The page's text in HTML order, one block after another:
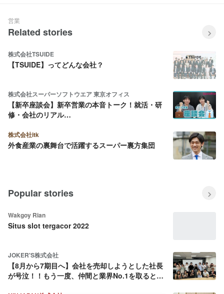
営業
Related stories
株式会社TSUIDE
【TSUIDE】ってどんな会社？
株式会社スーパーソフトウエア 東京オフィス
【新卒座談会】新卒営業の本音トーク！就活・研
修・会社のリアル…
株式会社itk
外食産業の裏舞台で活躍するスーパー裏方集団
Popular stories
Wakgoy Rian
Situs slot tergacor 2022
JOKER'S株式会社
【8月から7期目へ】会社を売却しようとした社長
が号泣！！もう一度、仲間と業界No.1を取ると決